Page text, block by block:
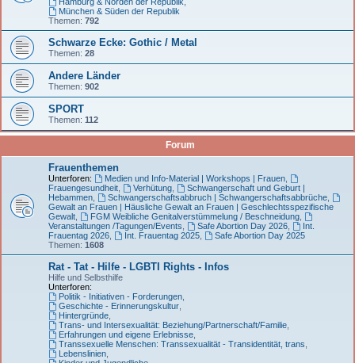
München & Süden der Republik
Themen: 792
Schwarze Ecke: Gothic / Metal
Themen: 28
Andere Länder
Themen: 902
SPORT
Themen: 112
Forum
Frauenthemen
Unterforen: Medien und Info-Material | Workshops | Frauen,
Frauengesundheit
Verhütung,
Schwangerschaft und Geburt |
Hebammen
Schwangerschaftsabbruch | Schwangerschaftsabbrüche,
Gewalt an Frauen | Häusliche Gewalt an Frauen | Geschlechtsspezifische
Gewalt
FGM Weibliche Genitalverstümmelung / Beschneidung,
Veranstaltungen /Tagungen/Events
Safe Abortion Day 2026,
Int.
Frauentag 2026
Int. Frauentag 2025,
Safe Abortion Day 2025
Themen: 1608
Rat - Tat - Hilfe - LGBTI Rights - Infos
Hilfe und Selbsthilfe
Unterforen:
Politik - Initiativen - Forderungen,
Geschichte - Erinnerungskultur,
Hintergründe,
Trans- und Intersexualität: Beziehung/Partnerschaft/Familie,
Erfahrungen und eigene Erlebnisse,
Transsexuelle Menschen: Transsexualität - Transidentität, trans
Lebenslinien,